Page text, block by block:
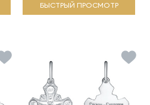
БЫСТРЫЙ ПРОСМОТР